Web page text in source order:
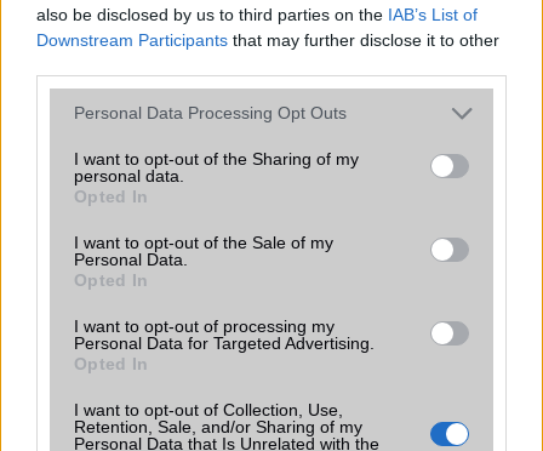
also be disclosed by us to third parties on the IAB’s List of
Downstream Participants that may further disclose it to other
Please note that this website/app uses one or more Google
not limited to your visit or usage behaviour. You may click to
grant or deny consent to Google and its third-party tags to
use your data for below specified purposes in below Google
consent section.
Personal Data Processing Opt Outs
I want to opt-out of the Sharing of my
personal data.
Opted In
I want to opt-out of the Sale of my
Personal Data.
Opted In
I want to opt-out of processing my
Personal Data for Targeted Advertising.
Opted In
I want to opt-out of Collection, Use,
Retention, Sale, and/or Sharing of my
Personal Data that Is Unrelated with the
ALKALMAZÁSOK ÉS ÉRZÉKELŐK
Flash/Ujjlenyomat
Fingerprint sensor Fingerprint sensor
SNS integráció alap szolgáltatás alap szolgáltatás
T9 szótár
alkalmazás
Office alkalmazások alap szolgáltatás alap szolgáltatás
Iránytũ
Extrák Nincs
24-bit/192kHz
audio